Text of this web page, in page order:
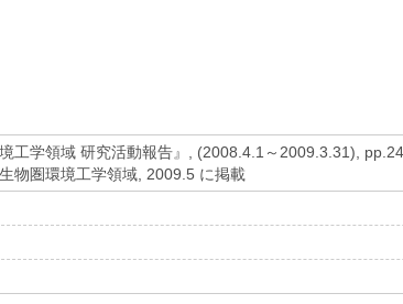
工学領域 研究活動報告』, (2008.4.1～2009.3.31),
物圏環境工学領域, 2009.5 に掲載